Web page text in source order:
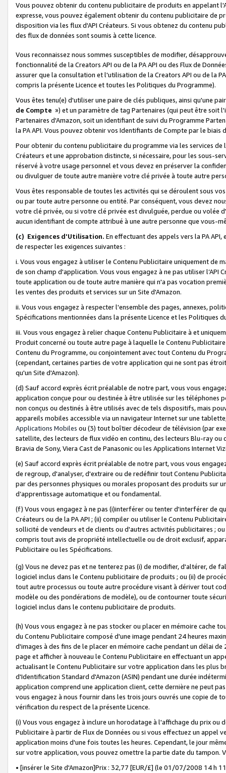
Vous pouvez obtenir du contenu publicitaire de produits en appelant
expresse, vous pouvez également obtenir du contenu publicitaire de
disposition via les flux d'API Créateurs. Si vous obtenez du contenu
des flux de données sont soumis à cette licence.
Vous reconnaissez nous sommes susceptibles de modifier,
fonctionnalité de la Creators API ou de la PA API ou des Flux de
assurer que la consultation et l'utilisation de la Creators API ou de la
compris la présente Licence et toutes les Politiques du Programme).
Vous êtes tenu(e) d'utiliser une paire de clés publiques, ainsi qu'une
de Compte ») et un paramètre de tag Partenaires (qui peut être soit
Partenaires d'Amazon, soit un identifiant de suivi du Programme
la PA API. Vous pouvez obtenir vos Identifiants de Compte par le biais
Pour obtenir du contenu publicitaire du programme via les services
Créateurs et une approbation distincte, si nécessaire, pour les sous-
réservé à votre usage personnel et vous devez en préserver la
ou divulguer de toute autre manière votre clé privée à toute autre
Vous êtes responsable de toutes les activités qui se déroulent sous
ou par toute autre personne ou entité. Par conséquent, vous devez
votre clé privée, ou si votre clé privée est divulguée, perdue ou volée
aucun identifiant de compte attribué à une autre personne que vous-
(c) Exigences d'Utilisation. En effectuant des appels vers la PA
de respecter les exigences suivantes :
i. Vous vous engagez à utiliser le Contenu Publicitaire uniquement de
de son champ d'application. Vous vous engagez à ne pas utiliser l’API
toute application ou de toute autre manière qui n'a pas vocation
les ventes des produits et services sur un Site d'Amazon.
ii. Vous vous engagez à respecter l'ensemble des pages, annexes,
Spécifications mentionnées dans la présente Licence et les Politiques
iii. Vous vous engagez à relier chaque Contenu Publicitaire à et
Produit concerné ou toute autre page à laquelle le Contenu
Contenu du Programme, ou conjointement avec tout Contenu du
(cependant, certaines parties de votre application qui ne sont pas
qu'un Site d'Amazon).
(d) Sauf accord exprès écrit préalable de notre part, vous vous
application conçue pour ou destinée à être utilisée sur les téléphones
non conçus ou destinés à être utilisés avec de tels dispositifs, mais
appareils mobiles accessible via un navigateur Internet sur une
Applications Mobiles ou (3) tout boîtier décodeur de télévision (par
satellite, des lecteurs de flux vidéo en continu, des lecteurs Blu-ray
Bravia de Sony, Viera Cast de Panasonic ou les Applications Internet
(e) Sauf accord exprès écrit préalable de notre part, vous vous
de regroup, d'analyser, d'extraire ou de redéfinir tout Contenu
par des personnes physiques ou morales proposant des produits sur
d’apprentissage automatique et ou fondamental.
(f) Vous vous engagez à ne pas (i)interférer ou tenter d'interférer de
Créateurs ou de la PA API ; (ii) compiler ou utiliser le Contenu
sollicité de vendeurs et de clients ou d'autres activités publicitaires ;
compris tout avis de propriété intellectuelle ou de droit exclusif,
Publicitaire ou les Spécifications.
(g) Vous ne devez pas et ne tenterez pas (i) de modifier, d'altérer, de
logiciel inclus dans le Contenu publicitaire de produits ; ou (ii) de
tout autre processus ou toute autre procédure visant à dériver tout
modèle ou des pondérations de modèle), ou de contourner toute
logiciel inclus dans le contenu publicitaire de produits.
(h) Vous vous engagez à ne pas stocker ou placer en mémoire cache
du Contenu Publicitaire composé d'une image pendant 24 heures
d'images à des fins de le placer en mémoire cache pendant un délai
page et afficher à nouveau le Contenu Publicitaire en effectuant un
actualisant le Contenu Publicitaire sur votre application dans les plus
d'Identification Standard d'Amazon (ASIN) pendant une durée
application comprend une application client, cette dernière ne peut
vous engagez à nous fournir dans les trois jours ouvrés une copie de
vérification du respect de la présente Licence.
(i) Vous vous engagez à inclure un horodatage à l'affichage du prix
Publicitaire à partir de Flux de Données ou si vous effectuez un appel
application moins d'une fois toutes les heures. Cependant, le jour
sur votre application, vous pouvez omettre la partie date du tampon.
• [insérer le Site d'Amazon]Prix : 32,77 [EUR/£] (le 01/07/2008 14 h